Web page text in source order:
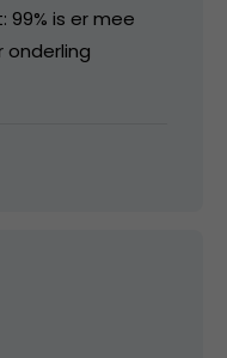
is er mee
onderling